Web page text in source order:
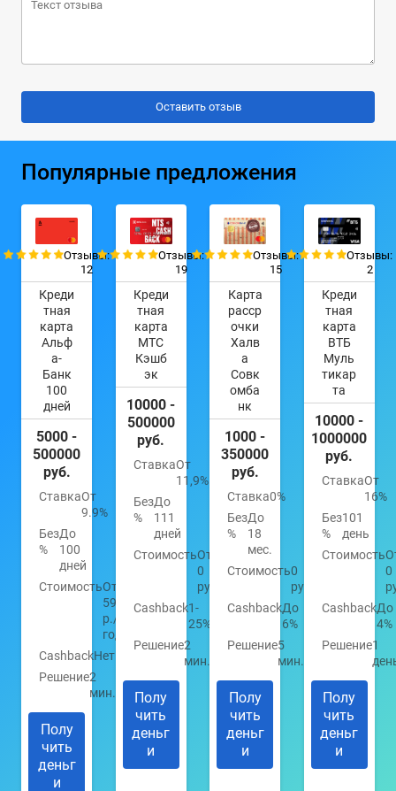
Популярные предложения
Отзывы:
12
Креди
тная
карта
Альф
а-
Банк
100
дней
5000 -
500000
руб.
СтавкаОт
9.9%
Без
%
До
100
дней
СтоимостьОт
590
р./
год
CashbackНет
Решение2
мин.
Полу
чить
деньг
и
Отзывы:
19
Креди
тная
карта
МТС
Кэшб
эк
10000 -
500000
руб.
СтавкаОт
11,9%
Без
%
До
111
дней
СтоимостьОт
0
руб.
Cashback1-
25%
Решение2
мин.
Полу
чить
деньг
и
Отзывы:
15
Карта
расср
очки
Халв
а
Совк
омба
нк
1000 -
350000
руб.
Ставка0%
Без
%
До
18
мес.
Стоимость0
руб.
CashbackДо
6%
Решение5
мин.
Полу
чить
деньг
и
Отзывы:
2
Креди
тная
карта
ВТБ
Муль
тикар
та
10000 -
1000000
руб.
СтавкаОт
16%
Без
%
101
день
Стоимость
0
CashbackДо
4%
Решение1
Полу
чить
деньг
и